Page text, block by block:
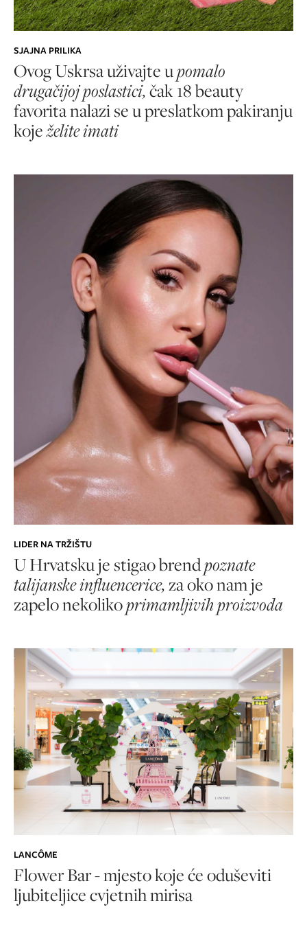
SJAJNA PRILIKA
Ovog Uskrsa uživajte upomalo
drugačijoj poslastici,čak 18 beauty
favorita nalazi se u preslatkom pakiranju
koježelite imati
LIDER NA TRŽIŠTU
U Hrvatsku je stigao brendpoznate
talijanske influencerice,za oko nam je
zapelo nekolikoprimamljivih proizvoda
LANCÔME
Flower Bar - mjesto koje će oduševiti
ljubiteljice cvjetnih mirisa